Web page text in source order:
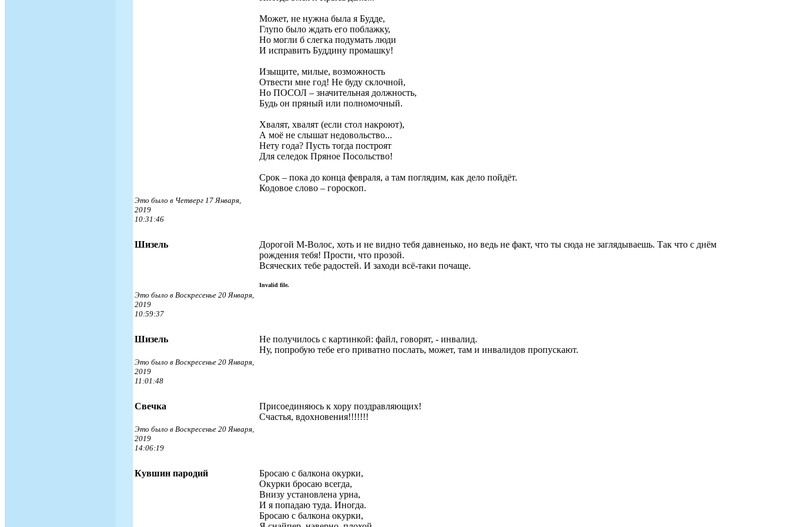
Может, не нужна была я Будде,
Глупо было ждать его поблажку,
Но могли б слегка подумать люди
И исправить Буддину промашку!
Изыщите, милые, возможность
Отвести мне год! Не буду склочной,
Но ПОСОЛ – значительная должность,
Будь он пряный или полномочный.
Хвалят, хвалят (если стол накроют),
А моё не слышат недовольство...
Нету года? Пусть тогда построят
Для селедок Пряное Посольство!
Срок – пока до конца февраля, а там поглядим, как дело пойдёт.
Кодовое слово – гороскоп.
Это было в Четверг 17 Января,
2019
10:31:46
Шизель
Дорогой М-Волос, хоть и не видно тебя давненько, но ведь не факт, что ты сюда не заглядываешь. Так что с днём
рождения тебя! Прости, что прозой.
Всяческих тебе радостей. И заходи всё-таки почаще.
Invalid file.
Это было в Воскресенье 20 Января,
2019
10:59:37
Шизель
Не получилось с картинкой: файл, говорят, - инвалид.
Ну, попробую тебе его приватно послать, может, там и инвалидов пропускают.
Это было в Воскресенье 20 Января,
2019
11:01:48
Свечка
Присоединяюсь к хору поздравляющих!
Счастья, вдохновения!!!!!!!
Это было в Воскресенье 20 Января,
2019
14:06:19
Кувшин пародий
Бросаю с балкона окурки,
Окурки бросаю всегда,
Внизу установлена урна,
И я попадаю туда. Иногда.
Бросаю с балкона окурки,